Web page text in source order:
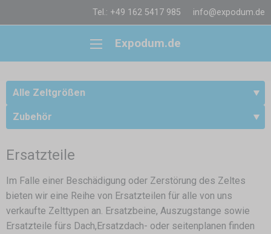
Tel.: +49 162 5417 985 info@expodum.de
Expodum.de
Alle Zeltgrößen
Zubehör
Ersatzteile
Im Falle einer Beschädigung oder Zerstörung des Zeltes
bieten wir eine Reihe von Ersatzteilen für alle von uns
verkaufte Zelttypen an. Ersatzbeine, Auszugstange sowie
Ersatzteile fürs Dach,Ersatzdach- oder seitenplanen finden